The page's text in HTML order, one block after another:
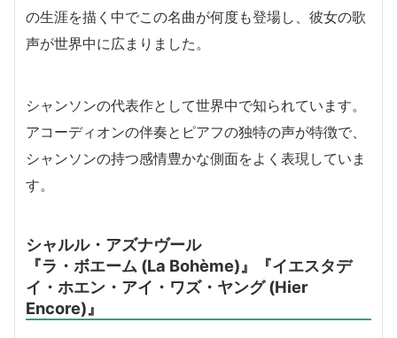
の生涯を描く中でこの名曲が何度も登場し、彼女の歌
声が世界中に広まりました。
シャンソンの代表作として世界中で知られています。
アコーディオンの伴奏とピアフの独特の声が特徴で、
シャンソンの持つ感情豊かな側面をよく表現していま
す。
シャルル・アズナヴール
『ラ・ボエーム (La Bohème)』『イエスタデ
イ・ホエン・アイ・ワズ・ヤング (Hier
Encore)』